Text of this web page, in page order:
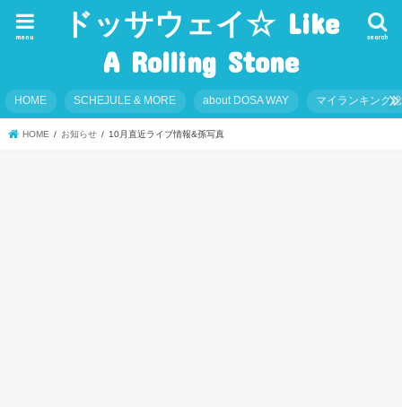
ドッサウェイ☆ Like
A Rolling Stone
search
menu
HOME SCHEJULE & MORE about DOSA WAY マイランキング
HOME お知らせ 10月直近ライブ情報&孫写真